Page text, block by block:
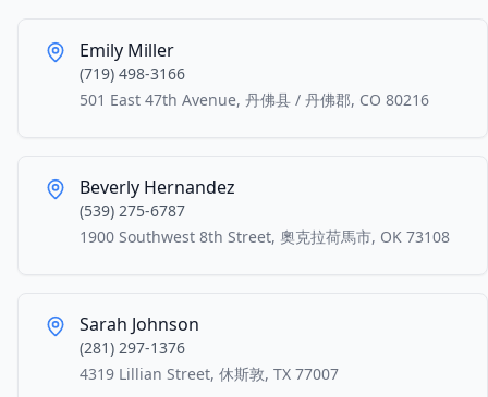
Emily Miller
(719) 498-3166
501 East 47th Avenue, 丹佛县 / 丹佛郡, CO 80216
Beverly Hernandez
(539) 275-6787
1900 Southwest 8th Street, 奧克拉荷馬市, OK 73108
Sarah Johnson
(281) 297-1376
4319 Lillian Street, 休斯敦, TX 77007